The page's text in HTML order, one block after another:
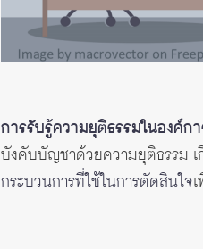
การรับรู้ความยุติธรรมในองค์ก
บังคับบัญชาด้วยความยุติธรรม เ
กระบวนการที่ใช้ในการตัดสินใจ